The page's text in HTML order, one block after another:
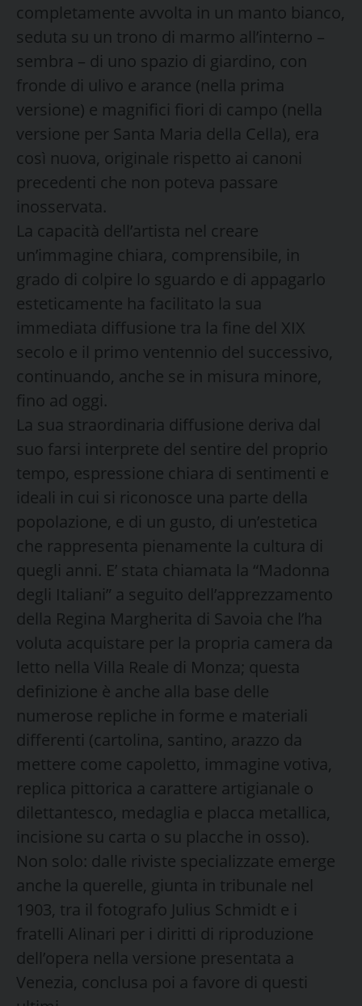
completamente avvolta in un manto bianco,
seduta su un trono di marmo all’interno –
sembra – di uno spazio di giardino, con
fronde di ulivo e arance (nella prima
versione) e magnifici fiori di campo (nella
versione per Santa Maria della Cella), era
così nuova, originale rispetto ai canoni
precedenti che non poteva passare
inosservata.
La capacità dell’artista nel creare
un’immagine chiara, comprensibile, in
grado di colpire lo sguardo e di appagarlo
esteticamente ha facilitato la sua
immediata diffusione tra la fine del XIX
secolo e il primo ventennio del successivo,
continuando, anche se in misura minore,
fino ad oggi.
La sua straordinaria diffusione deriva dal
suo farsi interprete del sentire del proprio
tempo, espressione chiara di sentimenti e
ideali in cui si riconosce una parte della
popolazione, e di un gusto, di un’estetica
che rappresenta pienamente la cultura di
quegli anni. E’ stata chiamata la “Madonna
degli Italiani” a seguito dell’apprezzamento
della Regina Margherita di Savoia che l’ha
voluta acquistare per la propria camera da
letto nella Villa Reale di Monza; questa
definizione è anche alla base delle
numerose repliche in forme e materiali
differenti (cartolina, santino, arazzo da
mettere come capoletto, immagine votiva,
replica pittorica a carattere artigianale o
dilettantesco, medaglia e placca metallica,
incisione su carta o su placche in osso).
Non solo: dalle riviste specializzate emerge
anche la querelle, giunta in tribunale nel
1903, tra il fotografo Julius Schmidt e i
fratelli Alinari per i diritti di riproduzione
dell’opera nella versione presentata a
Venezia, conclusa poi a favore di questi